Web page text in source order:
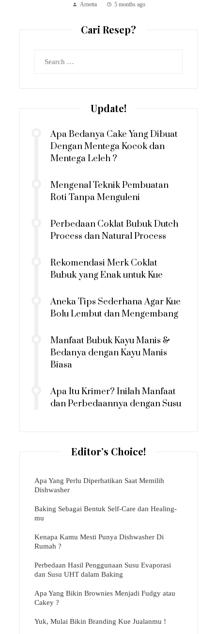
Arnetta 5 months ago
Cari Resep?
Update!
Apa Bedanya Cake Yang Dibuat
Dengan Mentega Kocok dan
Mentega Leleh ?
Mengenal Teknik Pembuatan
Roti Tanpa Menguleni
Perbedaan Coklat Bubuk Dutch
Process dan Natural Process
Rekomendasi Merk Coklat
Bubuk yang Enak untuk Kue
Aneka Tips Sederhana Agar Kue
Bolu Lembut dan Mengembang
Manfaat Bubuk Kayu Manis &
Bedanya dengan Kayu Manis
Biasa
Apa Itu Krimer? Inilah Manfaat
dan Perbedaannya dengan Susu
Editor’s Choice!
Apa Yang Perlu Diperhatikan Saat Memilih
Dishwasher
Baking Sebagai Bentuk Self-Care dan Healing-
mu
Kenapa Kamu Mesti Punya Dishwasher Di
Rumah ?
Perbedaan Hasil Penggunaan Susu Evaporasi
dan Susu UHT dalam Baking
Apa Yang Bikin Brownies Menjadi Fudgy atau
Cakey ?
Yuk, Mulai Bikin Branding Kue Jualanmu !